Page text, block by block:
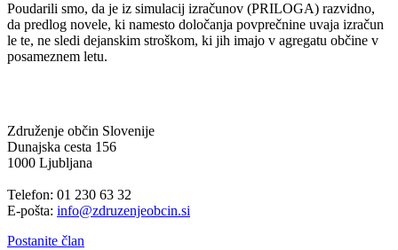
Poudarili smo, da je iz simulacij izračunov (PRILOGA) razvidno,
da predlog novele, ki namesto določanja povprečnine uvaja izračun
le te, ne sledi dejanskim stroškom, ki jih imajo v agregatu občine v
posameznem letu.
Združenje občin Slovenije
Dunajska cesta 156
1000 Ljubljana
Telefon: 01 230 63 32
E-pošta: info@zdruzenjeobcin.si
Postanite član